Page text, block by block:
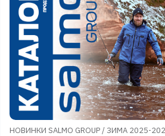
НОВИНКИ SALMO GROUP / ЗИМА 2025-